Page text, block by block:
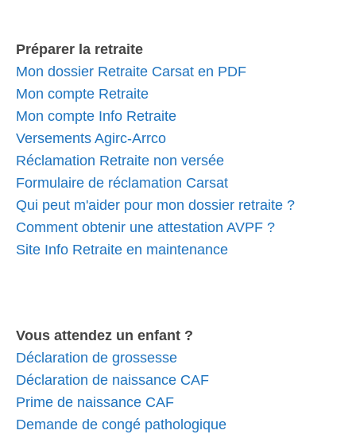
Préparer la retraite
Mon dossier Retraite Carsat en PDF
Mon compte Retraite
Mon compte Info Retraite
Versements Agirc-Arrco
Réclamation Retraite non versée
Formulaire de réclamation Carsat
Qui peut m'aider pour mon dossier retraite ?
Comment obtenir une attestation AVPF ?
Site Info Retraite en maintenance
Vous attendez un enfant ?
Déclaration de grossesse
Déclaration de naissance CAF
Prime de naissance CAF
Demande de congé pathologique